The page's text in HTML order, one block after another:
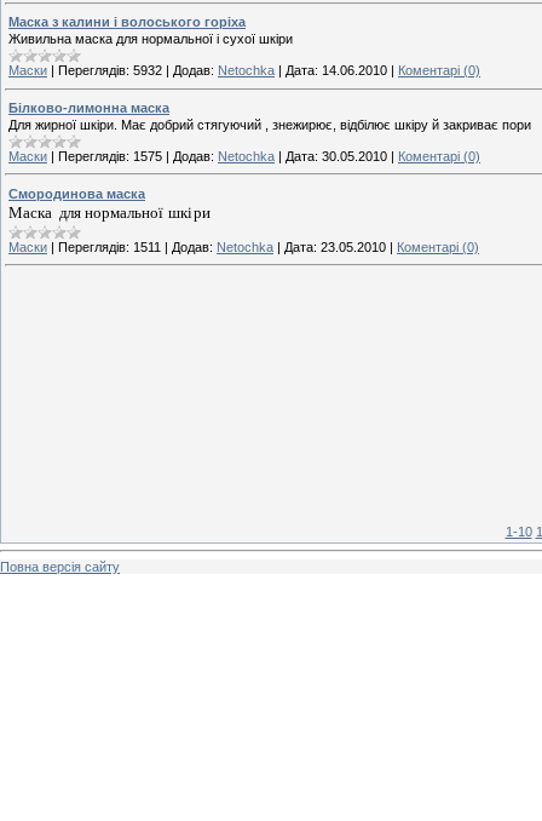
Маска з калини і волоського горіха
Живильна маска для нормальної і сухої шкіри
Маски | Переглядів: 5932 | Додав: Netochka | Дата: 14.06.2010 | Коментарі (0)
Білково-лимонна маска
Для жирної шкіри. Має добрий стягуючий , зне­жирює, відбілює шкіру й закриває пори
Маски | Переглядів: 1575 | Додав: Netochka | Дата: 30.05.2010 | Коментарі (0)
Смородинова маска
Маска для нормаль­ної шкіри
Маски | Переглядів: 1511 | Додав: Netochka | Дата: 23.05.2010 | Коментарі (0)
1-10
Повна версія сайту